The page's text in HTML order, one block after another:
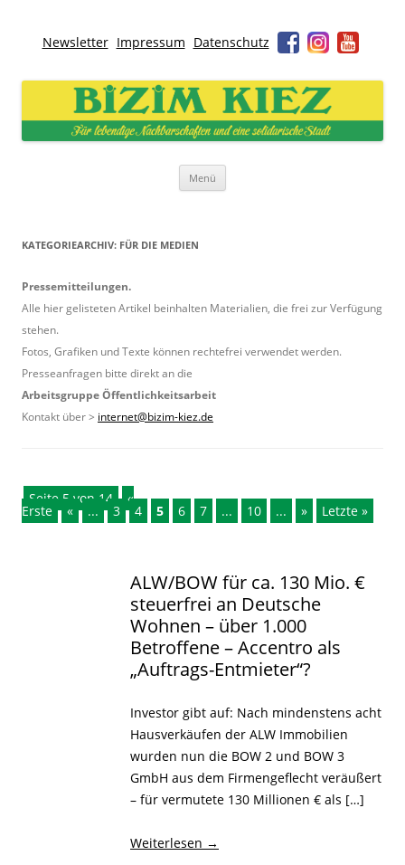
Newsletter Impressum Datenschutz
Bizim Kiez – Unser Kiez
Für lebendige Nachbarschaften und eine solidarische Stadt
Menü
KATEGORIEARCHIV: FÜR DIE MEDIEN
Pressemitteilungen.
Alle hier gelisteten Artikel beinhalten Materialien, die frei zur Verfügung
stehen.
Fotos, Grafiken und Texte können rechtefrei verwendet werden.
Presseanfragen bitte direkt an die
Arbeitsgruppe Öffentlichkeitsarbeit
Kontakt über > internet@bizim-kiez.de
Seite 5 von 14 «
Erste « ... 3 4 5 6 7 ... 10 ... » Letzte »
ALW/BOW für ca. 130 Mio. €
steuerfrei an Deutsche
Wohnen – über 1.000
Betroffene – Accentro als
„Auftrags-Entmieter“?
Investor gibt auf: Nach mindenstens acht
Hausverkäufen der ALW Immobilien
wurden nun die BOW 2 und BOW 3
GmbH aus dem Firmengeflecht veräußert
– für vermutete 130 Millionen € als […]
Weiterlesen →